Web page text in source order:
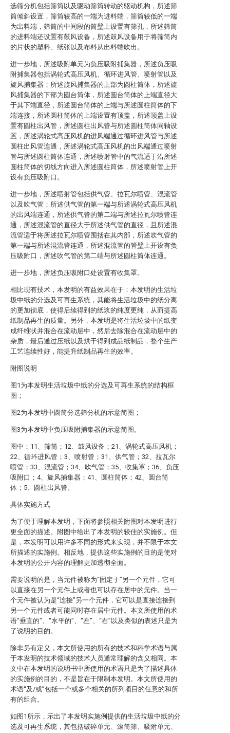
选筛分机包括筛筒以及驱动筛筒转动的驱动机构，所述筛
筒倾斜设置，筛筒较高的一端为进料端，筛筒较低的一端
为出料端，筛筒的中间段的筒壁上设置有筛孔，所述筛筒
的进料端还设置有鼓风设备，所述鼓风设备用于将筛筒内
的片状的塑料、纸张以及布料从出料端吹出。
进一步地，所述吸附单元为负压吸附捕集器，所述负压吸
附捕集器包括涡轮式高压风机、循环进风管、喷射管以及
旋风捕集器；所述旋风捕集器的上部为圆柱筒体，所述旋
风捕集器的下部为圆台筒体，所述圆台筒体的上端直径大
于其下端直径，所述圆台筒体的上端与所述圆柱筒体的下
端连接，所述圆柱筒体的上端设置有顶盖，所述顶盖上设
置有圆柱出风管，所述圆柱出风管与所述圆柱筒体同轴设
置，所述涡轮式高压风机的进风端通过循环进风管与所述
圆柱出风管连通，所述涡轮式高压风机的出风端通过喷射
管与所述圆柱筒体连通，所述喷射管中的气流适于沿所述
圆柱筒体的切线方向进入所述圆柱筒体，所述喷射管上开
设有负压吸附口。
进一步地，所述喷射管包括供气管、拉瓦尔喷管、混流管
以及吹气管；所述供气管的第一端与所述涡轮式高压风机
的出风端连通，所述供气管的第二端与所述拉瓦尔喷管连
通，所述混流管的直径大于所述供气管的直径，且所述混
流管适于将所述拉瓦尔喷管围括在其内部，所述吹气管的
第一端与所述混流管连通，所述混流管的管壁上开设有负
压吸附口，所述吹气管的第二端与所述圆柱筒体连通。
进一步地，所述负压吸附口处设置有收集罩。
相比现有技术，本发明的有益效果在于：本发明的生活垃
圾中纸的分选及可再生系统，其能将生活垃圾中的纸分离
的更加彻底，使得后续得到的纸浆的纯度更纯，从而提高
纸制品再生的质量。另外，本发明是将生活垃圾中的纸变
成纤维状并混合在流动层中，然后去除混合在流动层中的
杂质，最后通过压纸以及烘干得到成品纸制品，整个生产
工艺连续性好，能提升纸制品再生的效率。
附图说明
图1为本发明生活垃圾中纸的分选及可再生系统的结构框
图；
图2为本发明中圆筒分选筛分机的示意简图；
图3为本发明中负压吸附捕集器的示意简图。
图中：11、筛筒；12、鼓风设备；21、涡轮式高压风机；
22、循环进风管；3、喷射管；31、供气管；32、拉瓦尔
喷管；33、混流管；34、吹气管；35、收集罩；36、负压
吸附口；4、旋风捕集器；41、圆柱筒体；42、圆台筒
体；5、圆柱出风管。
具体实施方式
为了便于理解本发明，下面将参照相关附图对本发明进行
更全面的描述。附图中给出了本发明的较佳的实施例。但
是，本发明可以用许多不同的形式来实现，并不限于本文
所描述的实施例。相反地，提供这些实施例的目的是使对
本发明的公开内容的理解更加透彻全面。
需要说明的是，当元件被称为“固定于”另一个元件，它可
以直接在另一个元件上或者也可以存在居中的元件。当一
个元件被认为是“连接”另一个元件，它可以是直接连接到
另一个元件或者可能同时存在居中元件。本文所使用的术
语“垂直的”、“水平的”、“左”、“右”以及类似的表述只是为
了说明的目的。
除非另有定义，本文所使用的所有的技术和科学术语与属
于本发明的技术领域的技术人员通常理解的含义相同。本
文中在本发明的说明书中所使用的术语只是为了描述具体
的实施例的目的，不是旨在于限制本发明。本文所使用的
术语“及/或”包括一个或多个相关的所列项目的任意的和所
有的组合。
如图1所示，示出了本发明实施例提供的生活垃圾中纸的分
选及可再生系统，其包括破碎单元、滚筒筛、吸附单元、